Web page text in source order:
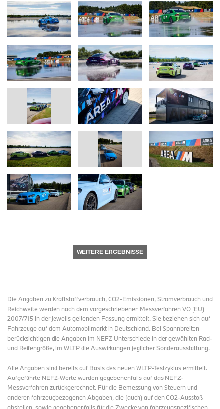
WEITERE ERGEBNISSE
Die Angaben zu Kraftstoffverbrauch, CO2-Emissionen, Stromverbrauch und
Reichweite werden nach dem vorgeschriebenen Messverfahren VO (EU)
2007/715 in der jeweils geltenden Fassung ermittelt. Sie beziehen sich auf
Fahrzeuge auf dem Automobilmarkt in Deutschland. Bei Spannbreiten
berücksichtigen die Angaben im NEFZ Unterschiede in der gewählten Rad-
und Reifengröße, im WLTP die Auswirkungen jeglicher Sonderausstattung.
Alle Angaben sind bereits auf Basis des neuen WLTP-Testzyklus ermittelt.
Aufgeführte NEFZ-Werte wurden gegebenenfalls auf das NEFZ-
Messverfahren zurückgerechnet. Für die Bemessung von Steuern und
anderen fahrzeugbezogenen Abgaben, die (auch) auf den CO2-Ausstoß
abstellen, sowie gegebenenfalls für die Zwecke von fahrzeugspezifischen